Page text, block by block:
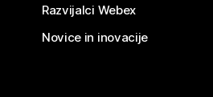
Razvijalci Webex
Novice in inovacije